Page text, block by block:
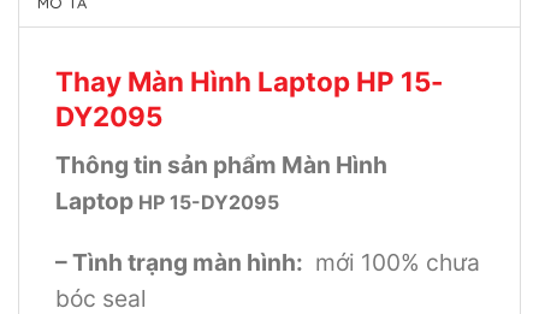
Thay Màn Hình Laptop HP 15-
DY2095
Thông tin sản phẩm Màn Hình
Laptop HP 15-DY2095
– Tình trạng màn hình: mới 100% chưa
bóc seal